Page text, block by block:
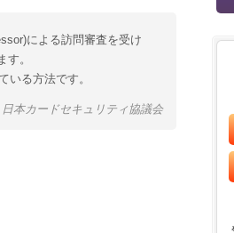
による訪問審査を受け
。
いる方法です。
日本カードセキュリティ協議会